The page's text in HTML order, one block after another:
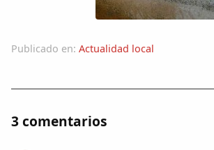
Publicado en: Actualidad local
3 comentarios